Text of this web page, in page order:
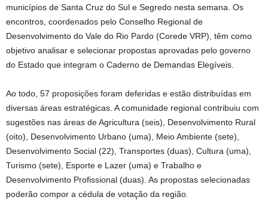
municípios de Santa Cruz do Sul e Segredo nesta semana. Os
encontros, coordenados pelo Conselho Regional de
Desenvolvimento do Vale do Rio Pardo (Corede VRP), têm como
objetivo analisar e selecionar propostas aprovadas pelo governo
do Estado que integram o Caderno de Demandas Elegíveis.
Ao todo, 57 proposições foram deferidas e estão distribuídas em
diversas áreas estratégicas. A comunidade regional contribuiu com
sugestões nas áreas de Agricultura (seis), Desenvolvimento Rural
(oito), Desenvolvimento Urbano (uma), Meio Ambiente (sete),
Desenvolvimento Social (22), Transportes (duas), Cultura (uma),
Turismo (sete), Esporte e Lazer (uma) e Trabalho e
Desenvolvimento Profissional (duas). As propostas selecionadas
poderão compor a cédula de votação da região.